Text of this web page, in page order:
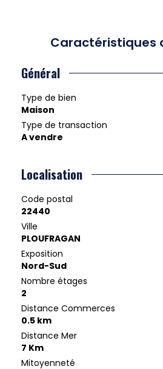
Caractéristiques
Général
Type de bien
Maison
Type de transaction
A vendre
Localisation
Code postal
22440
Ville
PLOUFRAGAN
Exposition
Nord-Sud
Nombre étages
2
Distance Commerces
0.5 km
Distance Mer
7 Km
Mitoyenneté